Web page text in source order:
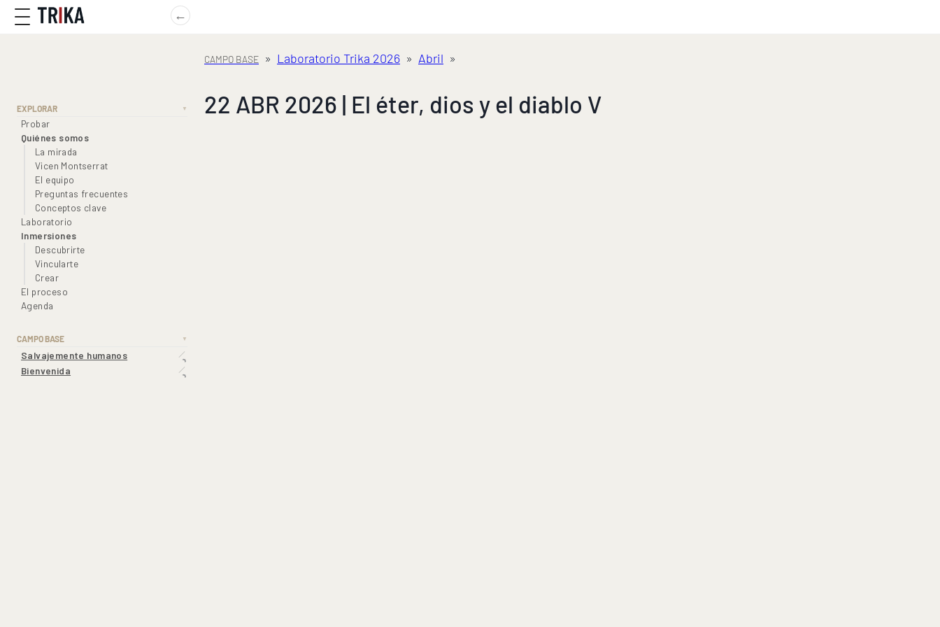
EXPLORAR ▼
Probar
Quiénes somos
La mirada
Vicen Montserrat
El equipo
Preguntas frecuentes
Conceptos clave
Laboratorio
Inmersiones
Descubrirte
Vincularte
Crear
El proceso
Agenda
CAMPO BASE ▼
Salvajemente humanos
Bienvenida
» Laboratorio Trika 2026 » Abril »
22 ABR 2026 | El éter, dios y el diablo V
←